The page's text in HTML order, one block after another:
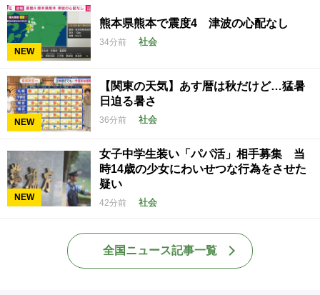
NEW
熊本県熊本で震度4 津波の心配なし
34分前 社会
NEW
【関東の天気】あす暦は秋だけど…猛暑
日迫る暑さ
36分前 社会
NEW
女子中学生装い「パパ活」相手募集 当
時14歳の少女にわいせつな行為をさせた
疑い
42分前 社会
全国ニュース記事一覧